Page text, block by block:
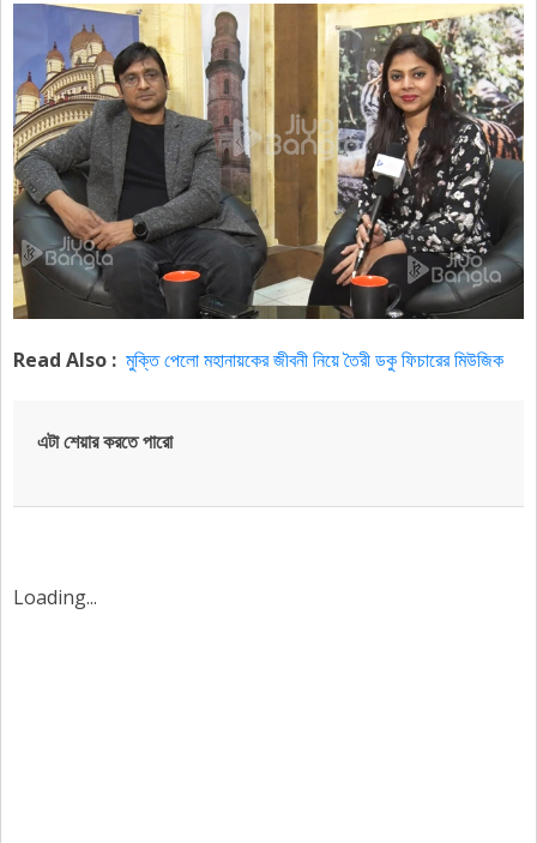
Read Also : মুক্তি পেলো মহানায়কের জীবনী নিয়ে তৈরী ডকু ফিচারের মিউজিক
এটা শেয়ার করতে পারো
Loading...